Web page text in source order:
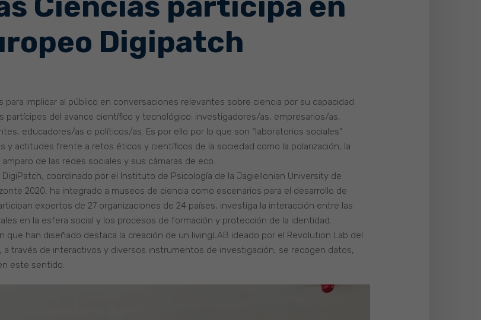
Digipatch
implicar al público en conversaciones relevantes sobre ciencia por su capacidad
del avance científico y tecnológico: investigadores/as, empresarios/as,
educadores/as o políticos/as. Es por ello por lo que son “laboratorios sociales”
y actitudes frente a retos éticos y científicos de la sociedad como la polarización, la
de las redes sociales y sus cámaras de eco.
coordinado por el Instituto de Psicología de la Jagiellonian University de
2020, ha integrado a museos de ciencia como escenarios para el desarrollo de
expertos de 27 organizaciones de 24 países, investiga la interacción entre las
en la esfera social y los procesos de formación y protección de la identidad.
han diseñado destaca la creación de un livingLAB ideado por el Revolution Lab del
a través de interactivos y diversos instrumentos de investigación, se recogen datos,
este sentido.